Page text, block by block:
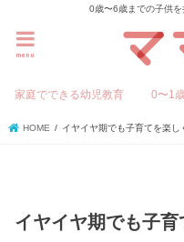
0歳〜6歳までの子供
menu
家庭でできる幼児教育 0〜1歳
HOME イヤイヤ期でも子育てを楽し
イヤイヤ期でも子